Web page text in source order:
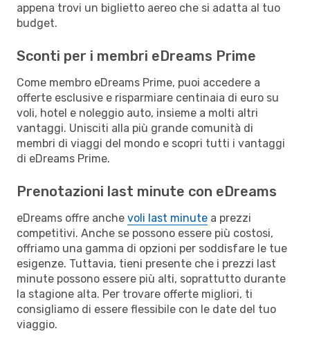
appena trovi un biglietto aereo che si adatta al tuo
budget.
Sconti per i membri eDreams Prime
Come membro eDreams Prime, puoi accedere a
offerte esclusive e risparmiare centinaia di euro su
voli, hotel e noleggio auto, insieme a molti altri
vantaggi. Unisciti alla più grande comunità di
membri di viaggi del mondo e scopri tutti i vantaggi
di eDreams Prime.
Prenotazioni last minute con eDreams
eDreams offre anche voli last minute a prezzi
competitivi. Anche se possono essere più costosi,
offriamo una gamma di opzioni per soddisfare le tue
esigenze. Tuttavia, tieni presente che i prezzi last
minute possono essere più alti, soprattutto durante
la stagione alta. Per trovare offerte migliori, ti
consigliamo di essere flessibile con le date del tuo
viaggio.